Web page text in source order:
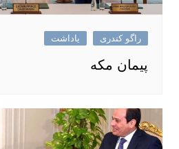
راگو کندری یاداشت
پیمان مکه